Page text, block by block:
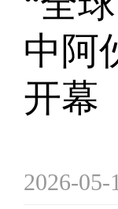
中阿
开幕
2026-05-